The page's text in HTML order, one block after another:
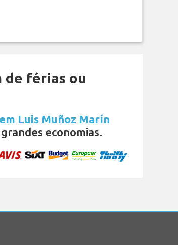
de férias ou
Luis Muñoz Marín
economias.